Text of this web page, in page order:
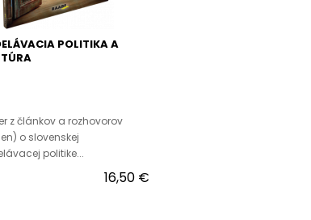
POLITIKA A
z článkov a rozhovorov
o slovenskej
politike...
16,50 €